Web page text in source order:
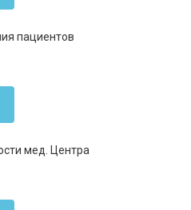
пациентов
мед. Центра